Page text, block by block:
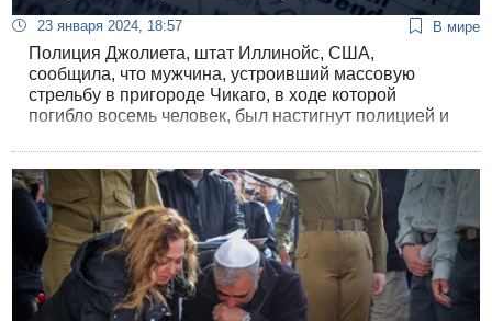
23 января 2024, 18:57 В мире
Полиция Джолиета, штат Иллинойс, США,
сообщила, что мужчина, устроивший массовую
стрельбу в пригороде Чикаго, в ходе которой
погибло восемь человек, был настигнут полицией и